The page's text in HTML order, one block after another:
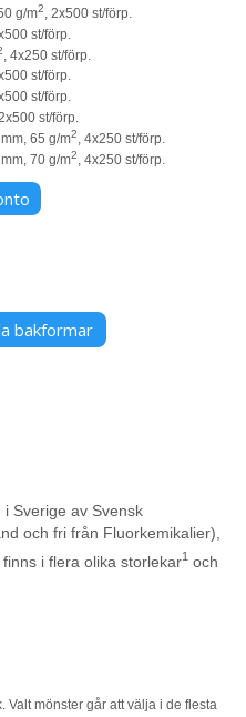
g/m2
, 2x500 st/förp.
st/förp.
, 4x250 st/förp.
st/förp.
st/förp.
2x500 st/förp.
65 g/m2
, 4x250 st/förp.
70 g/m2 , 4x250 st/förp.
bakformar
Sverige av Svensk
och fri från Fluorkemikalier),
i flera olika storlekar1 och
Valt mönster går att välja i de flesta